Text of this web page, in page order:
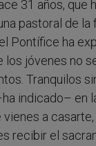
31 años, que
pastoral de la
Pontífice ha
los jóvenes no
Tranquilos
indicado– en
vienes a
recibir el